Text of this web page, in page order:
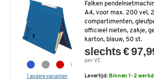
1 andere varianten
Falken
A4, voor max. 200 vel, 2
compartimenten,
officieel nieten, zakje,
karton, blauw, 50 st.
slechts €
per VE
Levertijd:Binnen 1-2